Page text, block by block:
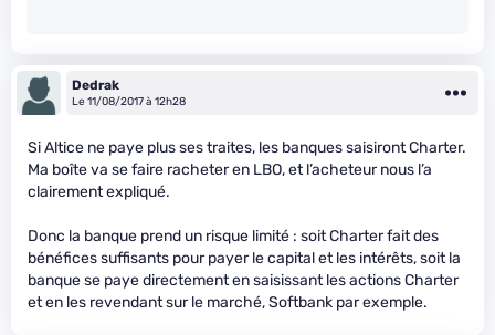
Dedrak
Le 11/08/2017 à 12h28
Si Altice ne paye plus ses traites, les banques saisiront Charter.
Ma boîte va se faire racheter en LBO, et l’acheteur nous l’a
clairement expliqué.
Donc la banque prend un risque limité : soit Charter fait des
bénéfices suffisants pour payer le capital et les intérêts, soit la
banque se paye directement en saisissant les actions Charter
et en les revendant sur le marché, Softbank par exemple.